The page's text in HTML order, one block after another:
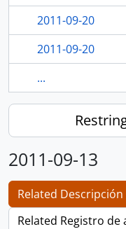
2011-09-20
2011-09-20
...
2011-09-13
Related
Related Registro de